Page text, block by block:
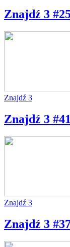
Znajdź 3
Znajdź 3
Znajdź 3 #41
Znajdź 3
Znajdź 3